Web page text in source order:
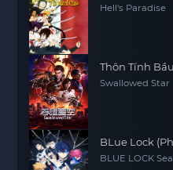
Hell's Paradise
Thôn Tính
Swallowed Star
BLue Lock
BLUE LOCK